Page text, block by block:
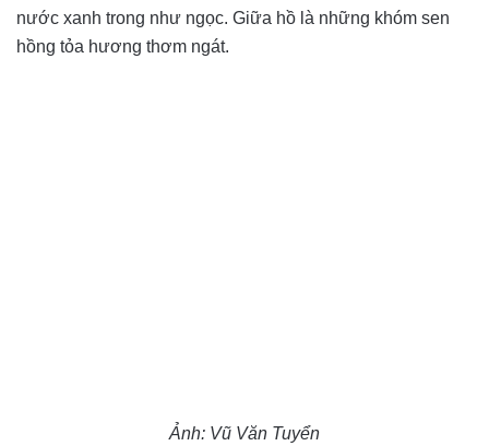
nước xanh trong như ngọc. Giữa hồ là những khóm sen
hồng tỏa hương thơm ngát.
Ảnh: Vũ Văn Tuyển